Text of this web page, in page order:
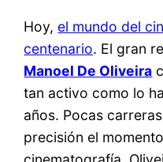
Hoy, el mundo del
centenario. El gran
Manoel De Oliveira
tan activo como lo
años. Pocas
precisión el